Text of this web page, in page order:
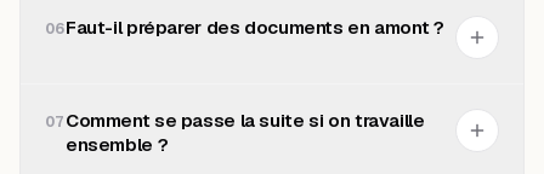
06Faut-il préparer des documents en amont ?
07Comment se passe la suite si on travaille
ensemble ?